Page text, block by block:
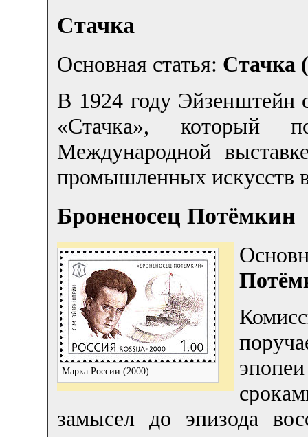
Стачка
Основная статья: Стачка
В 1924 году Эйзенштейн
«Стачка», который
Международной
промышленных искусств
Броненосец Потёмкин
Марка России (2000)
замысел до эпизода